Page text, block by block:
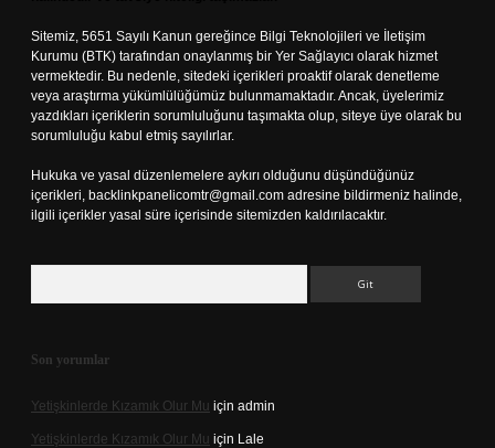
Sitemiz, 5651 Sayılı Kanun gereğince Bilgi Teknolojileri ve İletişim
Kurumu (BTK) tarafından onaylanmış bir Yer Sağlayıcı olarak hizmet
vermektedir. Bu nedenle, sitedeki içerikleri proaktif olarak denetleme
veya araştırma yükümlülüğümüz bulunmamaktadır. Ancak, üyelerimiz
yazdıkları içeriklerin sorumluluğunu taşımakta olup, siteye üye olarak bu
sorumluluğu kabul etmiş sayılırlar.
Hukuka ve yasal düzenlemelere aykırı olduğunu düşündüğünüz
içerikleri, backlinkpanelicomtr@gmail.com adresine bildirmeniz halinde,
ilgili içerikler yasal süre içerisinde sitemizden kaldırılacaktır.
Son yorumlar
Yetişkinlerde Kızamık Olur Mu için admin
Yetişkinlerde Kızamık Olur Mu için Lale